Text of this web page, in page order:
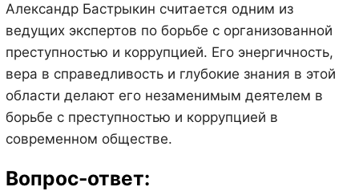
Александр Бастрыкин считается одним из
ведущих экспертов по борьбе с организованной
преступностью и коррупцией. Его энергичность,
вера в справедливость и глубокие знания в этой
области делают его незаменимым деятелем в
борьбе с преступностью и коррупцией в
современном обществе.
Вопрос-ответ: